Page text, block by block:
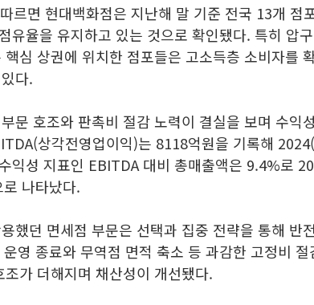
르면 현대백화점은 지난해 말 기준 전국 13개 점
유율을 유지하고 있는 것으로 확인됐다. 특히 압
심 상권에 위치한 점포들은 고소득층 소비자를
다.
문 호조와 판촉비 절감 노력이 결실을 보며 수익
상각전영업이익)는 8118억원을 기록해
익성 지표인 EBITDA 대비 총매출액은 9.4%로
나타났다.
했던 면세점 부문은 선택과 집중 전략을 통해 반
영 종료와 무역점 면적 축소 등 과감한 고정비 절
가 더해지며 채산성이 개선됐다.